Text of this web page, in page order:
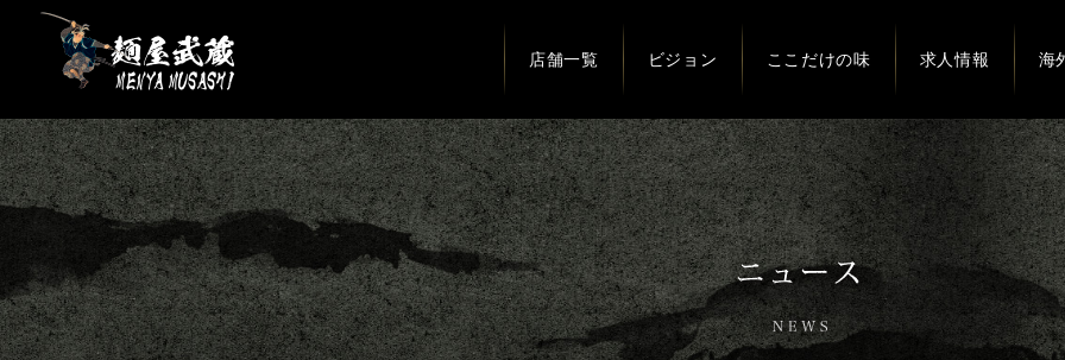
店舗一覧 ビジョン ここだけの味 求人情報 海